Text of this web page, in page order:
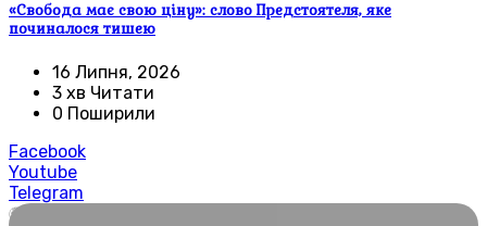
«Свобода має свою ціну»: слово Предстоятеля, яке
починалося тишею
16 Липня, 2026
3 хв Читати
0 Поширили
Facebook
Youtube
Telegram
🌍